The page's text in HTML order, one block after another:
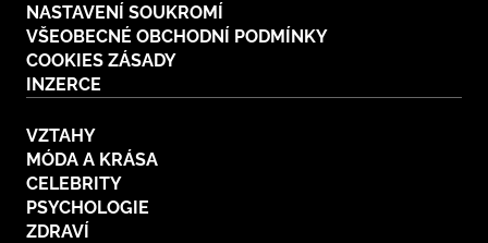
NASTAVENÍ SOUKROMÍ
VŠEOBECNÉ OBCHODNÍ PODMÍNKY
COOKIES ZÁSADY
INZERCE
VZTAHY
MÓDA A KRÁSA
CELEBRITY
PSYCHOLOGIE
ZDRAVÍ